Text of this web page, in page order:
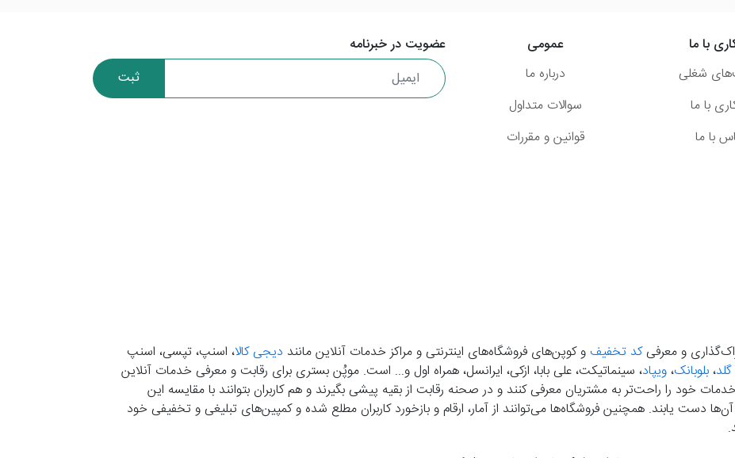
عضویت در خبرنامه
ثبت
با ما
شغلی
با ما
با ما
عمومی
درباره ما
سوالات متداول
قوانین و مقررات
و معرفیکد تخفیفو کوپن‌های فروشگاه‌های اینترنتی و مراکز خدمات آنلاین مانند دیجی کالا، اسنپ، تپسی، اسنپ
، بلوبانک، ویپاد، سینماتیکت، علی بابا، ازکی، ایرانسل، همراه اول و... است. موپُن بستری برای رقابت و معرفی خدمات آنلاین
خود را راحت‌تر به مشتریان معرفی کنند و در صحنه رقابت از بقیه پیشی بگیرند و هم کاربران بتوانند با مقایسه این
دست‌ یابند. همچنین فروشگاه‌ها می‌توانند از آمار، ارقام و بازخورد کاربران مطلع شده و کمپین‌های تبلیغی و تخفیفی خود